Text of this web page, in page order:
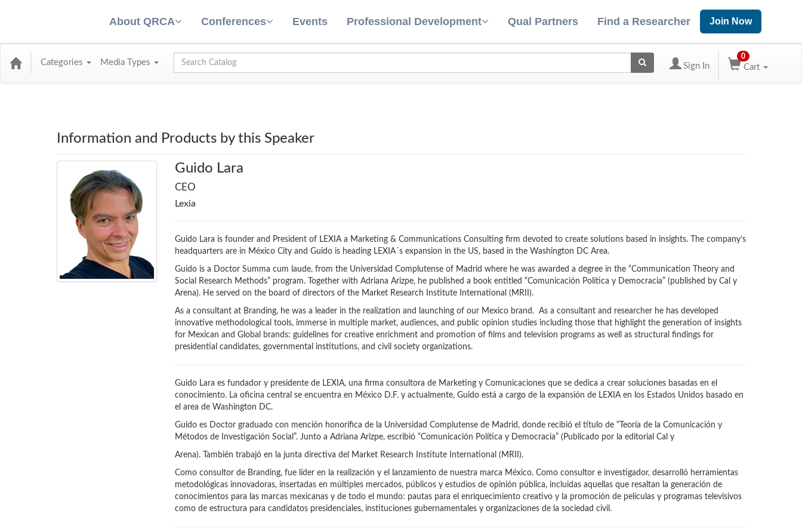
About QRCA Conferences Events Professional Development Qual Partners Find a Researcher Join Now
Categories Media Types Global Search
Sign In
0
Cart
Information and Products by this Speaker
Guido Lara
CEO
Lexia
Guido Lara is founder and President of LEXIA a Marketing & Communications Consulting firm devoted to create solutions based in insights. The company’s
headquarters are in México City and Guido is heading LEXIA´s expansion in the US, based in the Washington DC Area.
Guido is a Doctor Summa cum laude, from the Universidad Complutense of Madrid where he was awarded a degree in the “Communication Theory and
Social Research Methods” program. Together with Adriana Arizpe, he published a book entitled “Comunicación Política y Democracia” (published by Cal y
Arena). He served on the board of directors of the Market Research Institute International (MRII).
As a consultant at Branding, he was a leader in the realization and launching of our Mexico brand. As a consultant and researcher he has developed
innovative methodological tools, immerse in multiple market, audiences, and public opinion studies including those that highlight the generation of insights
for Mexican and Global brands: guidelines for creative enrichment and promotion of films and television programs as well as structural findings for
presidential candidates, governmental institutions, and civil society organizations.
Guido Lara es fundador y presidente de LEXIA, una firma consultora de Marketing y Comunicaciones que se dedica a crear soluciones basadas en el
conocimiento. La oficina central se encuentra en México D.F. y actualmente, Guido está a cargo de la expansión de LEXIA en los Estados Unidos basado en
el area de Washington DC.
Guido es Doctor graduado con mención honorífica de la Universidad Complutense de Madrid, donde recibió el título de “Teoría de la Comunicación y
Métodos de Investigación Social”. Junto a Adriana Arizpe, escribió “Comunicación Política y Democracia” (Publicado por la editorial Cal y
Arena). También trabajó en la junta directiva del Market Research Institute International (MRII).
Como consultor de Branding, fue líder en la realización y el lanzamiento de nuestra marca México. Como consultor e investigador, desarrolló herramientas
metodológicas innovadoras, insertadas en múltiples mercados, públicos y estudios de opinión pública, incluidas aquellas que resaltan la generación de
conocimientos para las marcas mexicanas y de todo el mundo: pautas para el enriquecimiento creativo y la promoción de películas y programas televisivos
como de estructura para candidatos presidenciales, instituciones gubernamentales y organizaciones de la sociedad civil.